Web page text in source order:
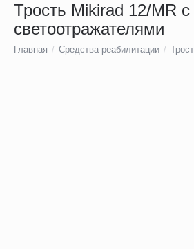
Трость Mikirad 12/MR с
светоотражателями
Главная / Средства реабилитации /